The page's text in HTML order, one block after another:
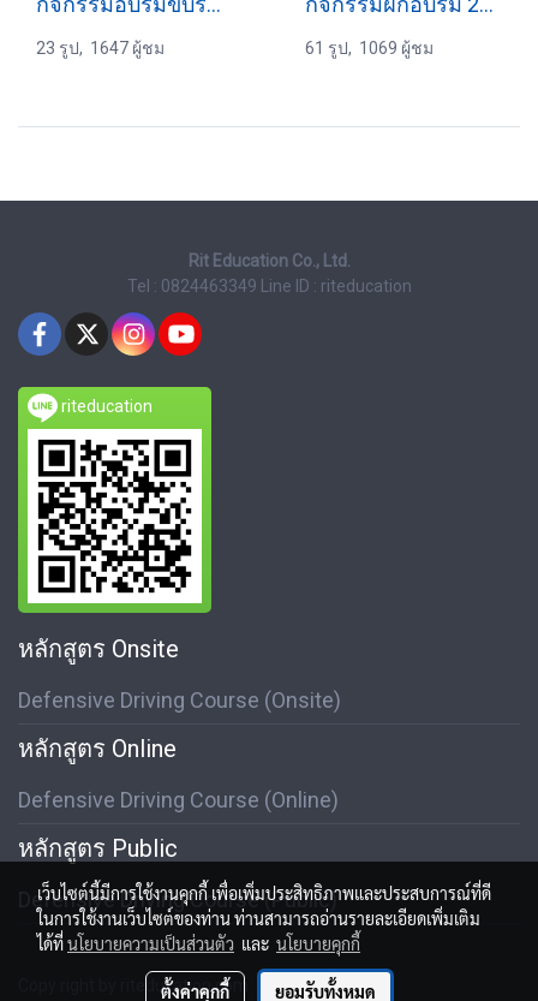
23 รูป, 1647 ผู้ชม 61 รูป, 1069 ผู้ชม
Rit Education Co., Ltd.
Tel : 0824463349
Line ID : riteducation
riteducation
หลักสูตร Onsite
Defensive Driving Course (Onsite)
หลักสูตร Online
Defensive Driving Course (Online)
หลักสูตร Public
Defensive Driving Course (Public)
Copy right by riteducation.com
เว็บไซต์นี้มีการใช้งานคุกกี้ เพื่อเพิ่มประสิทธิภาพและประสบการณ์ที่ดี
ในการใช้งานเว็บไซต์ของท่าน ท่านสามารถอ่านรายละเอียดเพิ่มเติม
ได้ที่นโยบายความเป็นส่วนตัว และ นโยบายคุกกี้
ตั้งค่าคุกกี้ ยอมรับทั้งหมด